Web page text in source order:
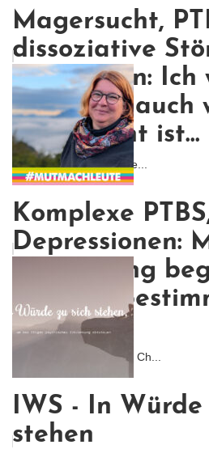
Magersucht,
dissoziative
Depression: Ich
kämpfen, auch
nicht leicht ist...
Ich wollte nicht, dass me...
Komplexe
Depressionen:
Erkrankung
aber sie
nicht.
Ich glaube, was meinen Ch...
IWS - In Würde
stehen